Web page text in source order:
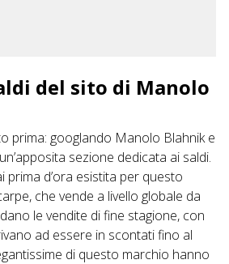
del sito di Manolo
prima: googlando Manolo Blahnik e
sezione dedicata ai saldi.
prima d’ora esistita per questo
che vende a livello globale da
le vendite di fine stagione, con
ad essere in scontati fino al
di questo marchio hanno